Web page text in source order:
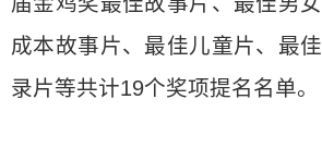
成本故事片、最佳儿童片、最
录片等共计19个奖项提名名单。